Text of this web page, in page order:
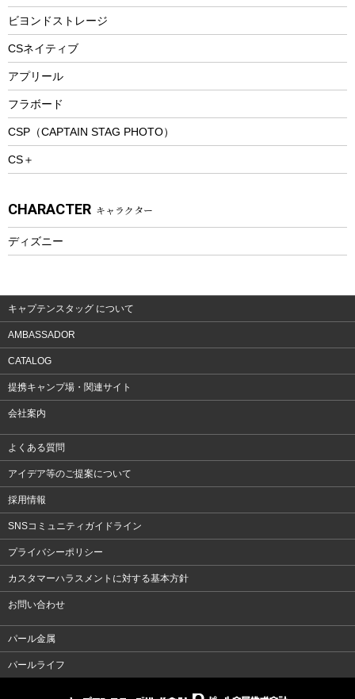
防寒ウェア
トレッキング
トレッキングアクセサリー
プレイグッズ
ウェルネス
ウェア、タオル
ウェア
ビヨンドストレージ
CSネイティブ
アプリール
フラボード
CSP（CAPTAIN STAG PHOTO）
CS＋
CHARACTER キャラクター
ディズニー
キャプテンスタッグ について
AMBASSADOR
CATALOG
提携キャンプ場・関連サイト
会社案内
よくある質問
アイデア等のご提案について
採用情報
SNSコミュニティガイドライン
プライバシーポリシー
カスタマーハラスメントに対する基本方針
お問い合わせ
パール金属
パールライフ